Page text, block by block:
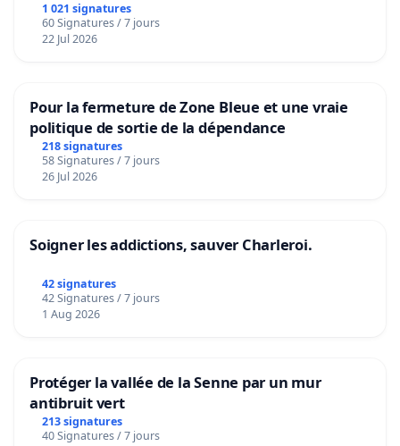
1 021 signatures
60 Signatures / 7 jours
22 Jul 2026
Pour la fermeture de Zone Bleue et une vraie
politique de sortie de la dépendance
218 signatures
58 Signatures / 7 jours
26 Jul 2026
Soigner les addictions, sauver Charleroi.
42 signatures
42 Signatures / 7 jours
1 Aug 2026
Protéger la vallée de la Senne par un mur
antibruit vert
213 signatures
40 Signatures / 7 jours